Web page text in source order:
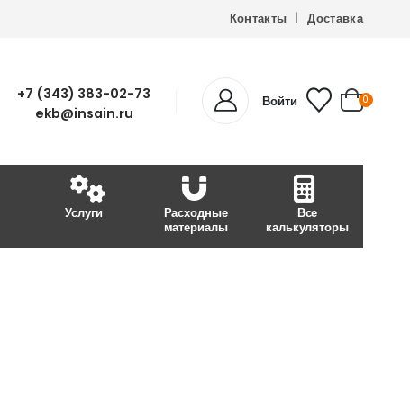
Контакты Доставка
+7 (343) 383-02-73
ekb@insain.ru
Войти 0
Услуги
Расходные
материалы
Все
калькуляторы